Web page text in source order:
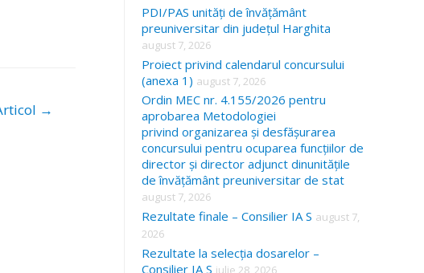
→
c
h
f
o
r
:
PDI/PAS unități de învățământ
preuniversitar din județul Harghita
august 7, 2026
Proiect privind calendarul concursului
(anexa 1) august 7, 2026
Ordin MEC nr. 4.155/2026 pentru
aprobarea Metodologiei
privind organizarea și desfășurarea
concursului pentru ocuparea funcțiilor de
director și director adjunct dinunitățile
de învățământ preuniversitar de stat
august 7, 2026
Rezultate finale – Consilier IA S august 7,
2026
Rezultate la selecția dosarelor –
Consilier IA S iulie 28, 2026